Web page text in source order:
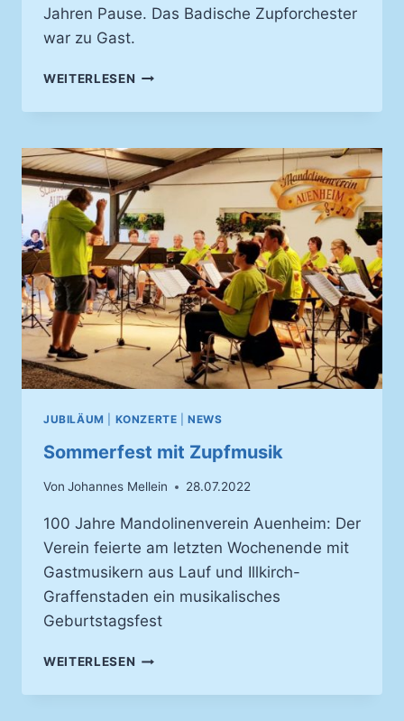
Jahren Pause. Das Badische Zupforchester
war zu Gast.
WEITERLESEN KLÄNGE
TEM S
K
IRCHENKONZERT 2
023
JUBILÄUM KONZERTE |NEWS
Sommerfest mit Zupfmusik
Von Johannes Mellein 28.07.2022
100 Jahre Mandolinenverein Auenheim: Der
Verein feierte am letzten Wochenende mit
Gastmusikern aus Lauf und Illkirch-
Graffenstaden ein musikalisches
Geburtstagsfest
WEITERLESEN SOMMERFEST
ZUPFMUSIK